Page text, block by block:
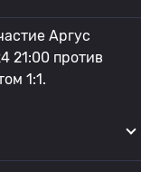
Аргус
21:00 против
1:1.